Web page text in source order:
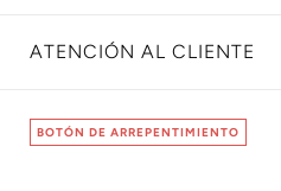
ATENCIÓN AL CLIENTE
BOTÓN DE ARREPENTIMIENTO